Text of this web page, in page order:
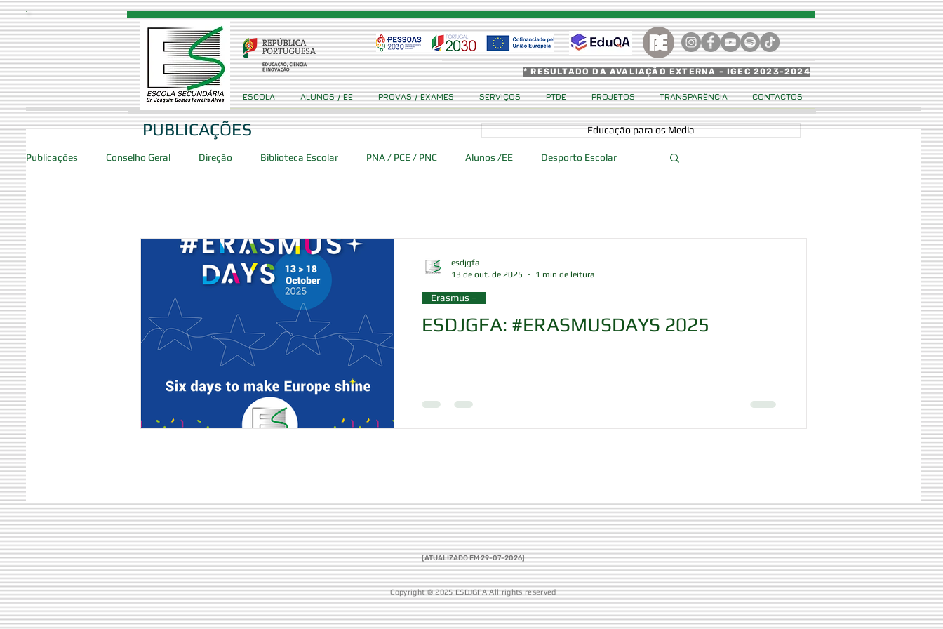
Publicações Conselho Geral Direção Biblioteca Escolar PNA / PCE / PNC Alunos /EE Desporto Escolar
DAC SPO
ESDJGFA: #ERASMUSDAYS 2025
Erasmus +
esdjgfa
13 de out. de 2025
1 min de leitura
PUBLICAÇÕES Educação para os Media
ESCOLA ALUNOS / EE PROVAS / EXAMES SERVIÇOS PTDE PROJETOS TRANSPARÊNCIA CONTACTOS
* RESULTADO DA AVALIAÇÃO EXTERNA - IGEC 2023-2024
[ATUALIZADO EM 29-07-2026]
Copyright © 2025 ESDJGFA All rights reserved